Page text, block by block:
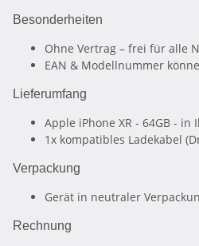
Besonderheiten
Ohne Vertrag – frei für alle
EAN & Modellnummer
Lieferumfang
Apple iPhone XR - 64GB -
1x kompatibles Ladekabel
Verpackung
Gerät in neutraler
Rechnung